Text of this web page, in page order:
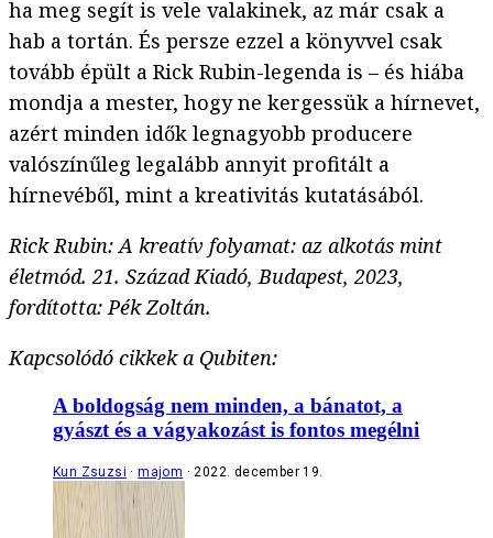
ha meg segít is vele valakinek, az már csak a
hab a tortán. És persze ezzel a könyvvel csak
tovább épült a Rick Rubin-legenda is – és hiába
mondja a mester, hogy ne kergessük a hírnevet,
azért minden idők legnagyobb producere
valószínűleg legalább annyit profitált a
hírnevéből, mint a kreativitás kutatásából.
Rick Rubin: A kreatív folyamat: az alkotás mint
életmód. 21. Század Kiadó, Budapest, 2023,
fordította: Pék Zoltán.
Kapcsolódó cikkek a Qubiten:
A boldogság nem minden, a bánatot, a
gyászt és a vágyakozást is fontos megélni
Kun Zsuzsi majom 2022. december 19.